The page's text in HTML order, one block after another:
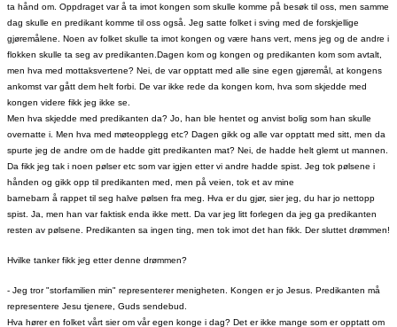
ta hånd om. Oppdraget var å ta imot kongen som skulle komme på besøk til oss, men samme
dag skulle en predikant komme til oss også. Jeg satte folket i sving med de forskjellige
gjøremålene. Noen av folket skulle ta imot kongen og være hans vert, mens jeg og de andre i
flokken skulle ta seg av predikanten. Dagen kom og kongen og predikanten kom som avtalt,
men hva med mottaksvertene? Nei, de var opptatt med alle sine egen gjøremål, at kongens
ankomst var gått dem helt forbi. De var ikke rede da kongen kom, hva som skjedde med
kongen videre fikk jeg ikke se.
Men hva skjedde med predikanten da? Jo, han ble hentet og anvist bolig som han skulle
overnatte i. Men hva med møteopplegg etc? Dagen gikk og alle var opptatt med sitt, men da
spurte jeg de andre om de hadde gitt predikanten mat? Nei, de hadde helt glemt ut mannen.
Da fikk jeg tak i noen pølser etc som var igjen etter vi andre hadde spist. Jeg tok pølsene i
hånden og gikk opp til predikanten med, men på veien, tok et av mine
barnebarn å rappet til seg halve pølsen fra meg. Hva er du gjør, sier jeg, du har jo nettopp
spist. Ja, men han var faktisk enda ikke mett. Da var jeg litt forlegen da jeg ga predikanten
resten av pølsene. Predikanten sa ingen ting, men tok imot det han fikk. Der sluttet drømmen!
Hvilke tanker fikk jeg etter denne drømmen?
- Jeg tror "storfamilien min" representerer menigheten. Kongen er jo Jesus. Predikanten må
representere Jesu tjenere, Guds sendebud.
Hva hører en folket vårt sier om vår egen konge i dag? Det er ikke mange som er opptatt om